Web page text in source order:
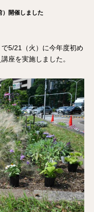
）開催しました
5/21（火）に今年度初め
座を実施しました。